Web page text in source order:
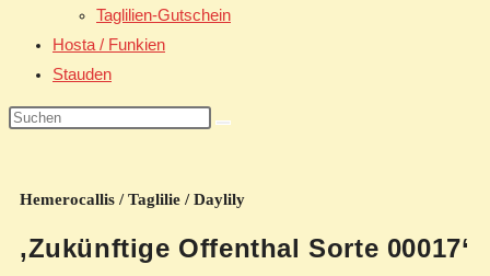
Taglilien-Gutschein
Hosta / Funkien
Stauden
Hemerocallis / Taglilie / Daylily
‚Zukünftige Offenthal Sorte 00017‘